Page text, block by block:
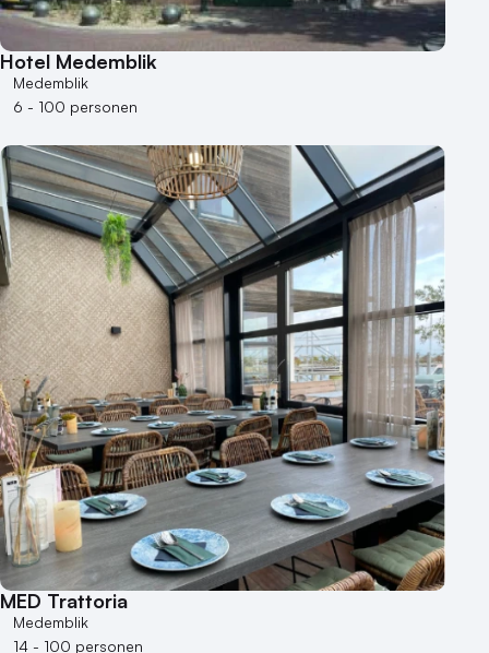
Kleine / intieme locatie
Locaties aan zee
Museum
Theater
Hotel Medemblik
Medemblik
6 - 100 personen
MED Trattoria
Medemblik
14 - 100 personen